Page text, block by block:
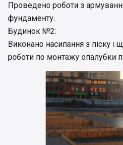
Проведено роботи з
фундаменту.
Будинок №2:
Виконано насипання з піску
роботи по монтажу опалубки